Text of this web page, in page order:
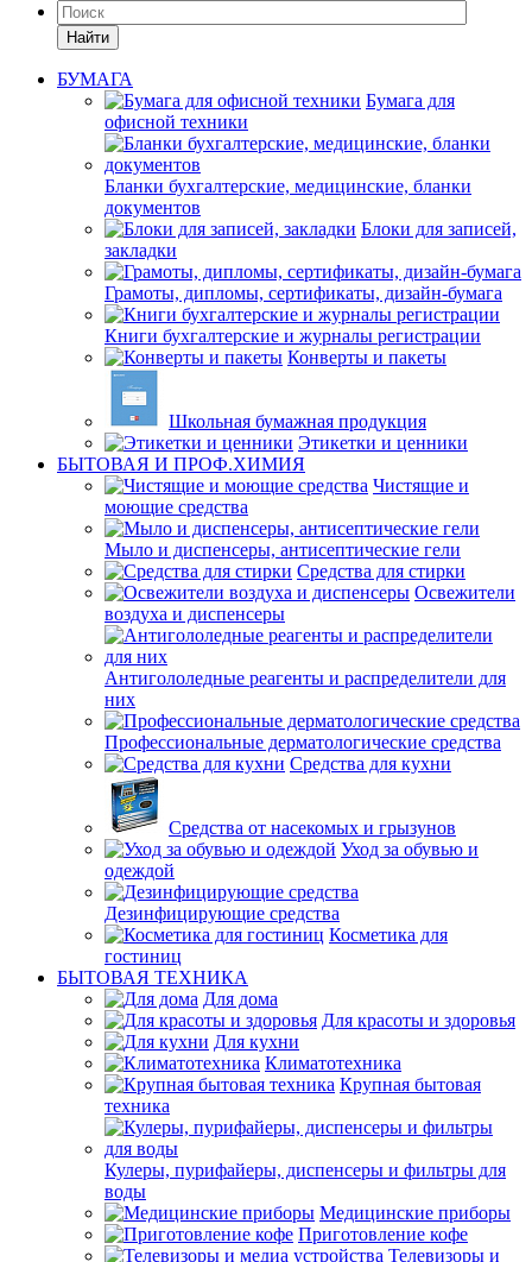
Найти
БУМАГА
Бумага для
офисной техники
Бланки бухгалтерские, медицинские, бланки
документов
Блоки для записей,
закладки
Грамоты, дипломы, сертификаты, дизайн-бумага
Книги бухгалтерские и журналы регистрации
Конверты и пакеты
Школьная бумажная продукция
Этикетки и ценники
БЫТОВАЯ И ПРОФ.ХИМИЯ
Чистящие и
моющие средства
Мыло и диспенсеры, антисептические гели
Средства для стирки
Освежители
воздуха и диспенсеры
Антигололедные реагенты и распределители для
них
Профессиональные дерматологические средства
Средства для кухни
Средства от насекомых и грызунов
Уход за обувью и
одеждой
Дезинфицирующие средства
Косметика для
гостиниц
БЫТОВАЯ ТЕХНИКА
Для дома
Для красоты и здоровья
Для кухни
Климатотехника
Крупная бытовая
техника
Кулеры, пурифайеры, диспенсеры и фильтры для
воды
Медицинские приборы
Приготовление кофе
Телевизоры и